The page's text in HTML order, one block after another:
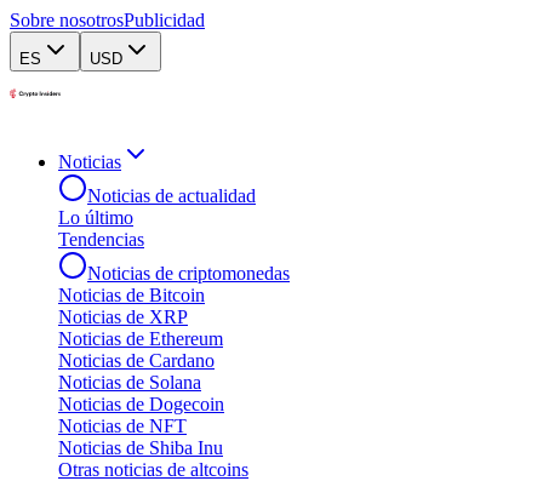
Sobre nosotrosPublicidad
ES USD
Noticias
Noticias de actualidad
Lo último
Tendencias
Noticias de criptomonedas
Noticias de Bitcoin
Noticias de XRP
Noticias de Ethereum
Noticias de Cardano
Noticias de Solana
Noticias de Dogecoin
Noticias de NFT
Noticias de Shiba Inu
Otras noticias de altcoins